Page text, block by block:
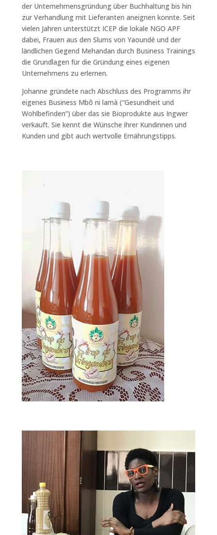
der Unternehmensgründung über Buchhaltung bis hin
zur Verhandlung mit Lieferanten aneignen konnte. Seit
vielen Jahren unterstützt ICEP die lokale NGO APF
dabei, Frauen aus den Slums von Yaoundé und der
ländlichen Gegend Mehandan durch Business Trainings
die Grundlagen für die Gründung eines eigenen
Unternehmens zu erlernen.
Johanne gründete nach Abschluss des Programms ihr
eigenes Business Mbô ni lamà (“Gesundheit und
Wohlbefinden”) über das sie Bioprodukte aus Ingwer
verkauft. Sie kennt die Wünsche ihrer Kundinnen und
Kunden und gibt auch wertvolle Ernährungstipps.